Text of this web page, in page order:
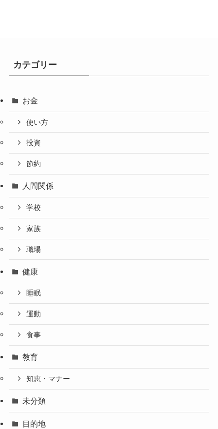
カテゴリー
お金
使い方
投資
節約
人間関係
学校
家族
職場
健康
睡眠
運動
食事
教育
知恵・マナー
未分類
目的地